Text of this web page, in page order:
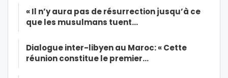
« Il n’y aura pas de résurrection jusqu’à ce
que les musulmans tuent…
Dialogue inter-libyen au Maroc: « Cette
réunion constitue le premier…